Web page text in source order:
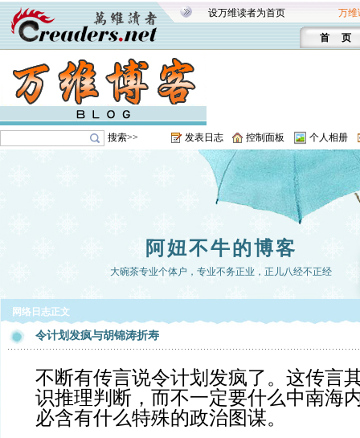
设万维读者为首页 万维
首 页
搜索>> 发表日志 控制面板 个人相册
阿妞不牛的博客
大碗茶专业个体户，专业不务正业，正儿八经不正经
网络日志正文
令计划发疯与胡锦涛折寿
不断有传言说令计划发疯了。这传言
识推理判断，而不一定要什么中南海
必含有什么特殊的政治图谋。